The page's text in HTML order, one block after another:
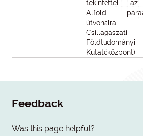
tekintettel az
Alföld
útvonalra
Földtudományi
Kutatóközpont)
Feedback
Was this page helpful?